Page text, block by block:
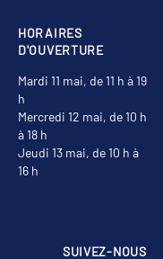
HORAIRES
D'OUVERTURE
Mardi 11 mai, de 11 h à 19
h
Mercredi 12 mai, de 10 h
à 18 h
Jeudi 13 mai, de 10 h à
16 h
SUIVEZ-NOUS